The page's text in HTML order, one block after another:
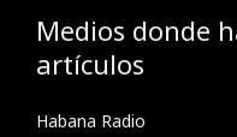
Medios donde
artículos
Habana Radio